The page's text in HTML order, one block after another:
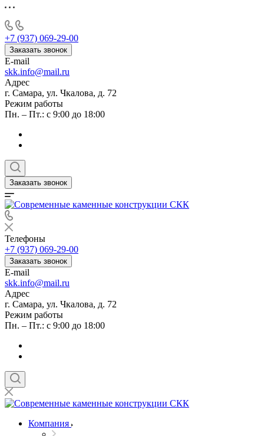
+7 (937) 069-29-00
Заказать звонок
E-mail
skk.info@mail.ru
Адрес
г. Самара, ул. Чкалова, д. 72
Режим работы
Пн. – Пт.: с 9:00 до 18:00
Заказать звонок
Телефоны
+7 (937) 069-29-00
Заказать звонок
E-mail
skk.info@mail.ru
Адрес
г. Самара, ул. Чкалова, д. 72
Режим работы
Пн. – Пт.: с 9:00 до 18:00
Компания